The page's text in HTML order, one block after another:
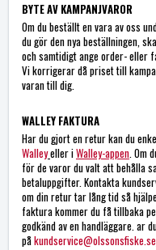
BYTE AV KAMPANJVAROR
Om du beställt en vara av oss
du gör den nya beställningen,
och samtidigt ange order- eller
Vi korrigerar då priset till
varan till dig.
WALLEY FAKTURA
Har du gjort en retur kan du
Walleyeller iWalley-appen. Om
för de varor du valt att behålla
betaluppgifter. Kontakta
om din retur tar lång tid så
faktura kommer du få tillbaka
godkänd av en handläggare. ar
påkundservice@olssonsfiske.se